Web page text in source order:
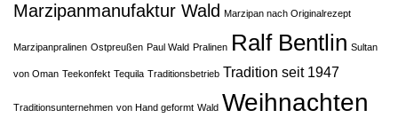
Marzipanmanufaktur Wald Marzipan nach Originalrezept
Marzipanpralinen Ostpreußen Paul Wald Pralinen Ralf Bentlin Sul­tan
von Oman Teekonfekt Tequila Traditionsbetrieb Tradition seit 1947
Traditionsunternehmen von Hand ge­formt Wald Weihnachten